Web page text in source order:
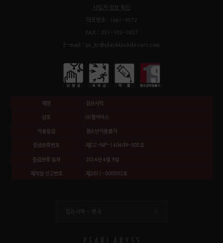
사업자 정보 확인
대표번호: 1661-8572
FAX : 031-935-0837
E-mail : pc_kr@playblackdesert.com
제명 검은사막
상호 ㈜펄어비스
이용등급 청소년이용불가
등급분류번호 제CC-NP-140409-005호
등급분류 일자 2014년 4월 9일
제작업 신고번호 제2011-000002호
검은사막 - 한국